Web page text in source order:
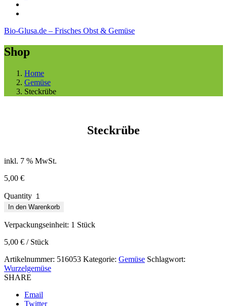
Bio-Glusa.de – Frisches Obst & Gemüse
Shop
Home
Gemüse
Steckrübe
Steckrübe
inkl. 7 % MwSt.
5,00 €
Quantity
In den Warenkorb
Verpackungseinheit: 1 Stück
5,00 € / Stück
Artikelnummer: 516053 Kategorie: Gemüse Schlagwort:
Wurzelgemüse
SHARE
Email
Twitter